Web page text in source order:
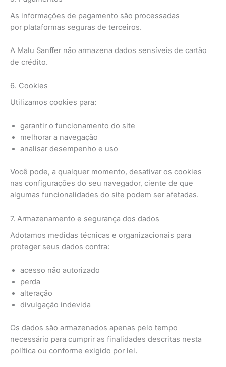
As informações de pagamento são processadas
por plataformas seguras de terceiros.
A Malu Sanffer não armazena dados sensíveis de cartão
de crédito.
6. Cookies
Utilizamos cookies para:
garantir o funcionamento do site
melhorar a navegação
analisar desempenho e uso
Você pode, a qualquer momento, desativar os cookies
nas configurações do seu navegador, ciente de que
algumas funcionalidades do site podem ser afetadas.
7. Armazenamento e segurança dos dados
Adotamos medidas técnicas e organizacionais para
proteger seus dados contra:
acesso não autorizado
perda
alteração
divulgação indevida
Os dados são armazenados apenas pelo tempo
necessário para cumprir as finalidades descritas nesta
política ou conforme exigido por lei.